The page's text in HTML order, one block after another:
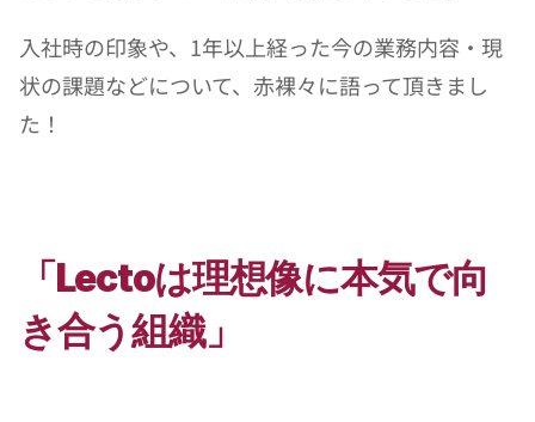
入社時の印象や、1年以上経った今の業務内容・現
状の課題などについて、赤裸々に語って頂きまし
た！
「Lectoは理想像に本気で向
き合う組織」